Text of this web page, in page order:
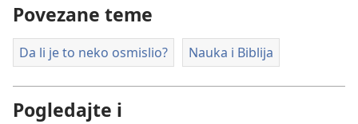
Povezane teme
Da li je to neko osmislio? Nauka i Biblija
Pogledajte i